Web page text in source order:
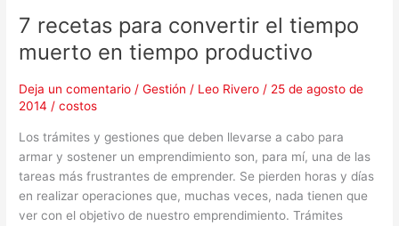
7 recetas para convertir el tiempo
muerto en tiempo productivo
Deja un comentario /Gestión / Leo Rivero / 25 de agosto de
2014 /costos
Los trámites y gestiones que deben llevarse a cabo para
armar y sostener un emprendimiento son, para mí, una de las
tareas más frustrantes de emprender. Se pierden horas y días
en realizar operaciones que, muchas veces, nada tienen que
ver con el objetivo de nuestro emprendimiento. Trámites
7
para
convertir
el
muerto
en
tiempo
productivo